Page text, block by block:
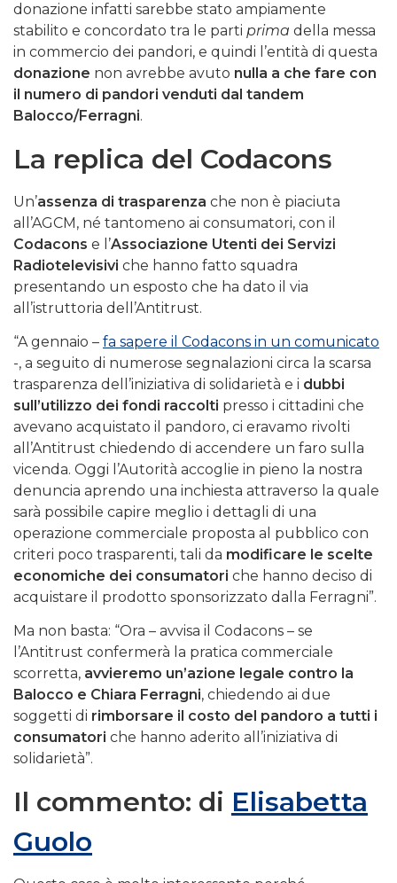
donazione infatti sarebbe stato ampiamente
stabilito e concordato tra le parti prima della messa
in commercio dei pandori, e quindi l’entità di questa
donazione non avrebbe avuto nulla a che fare con
il numero di pandori venduti dal tandem
Balocco/Ferragni.
La replica del Codacons
Un’assenza di trasparenza che non è piaciuta
all’AGCM, né tantomeno ai consumatori, con il
Codacons e l’Associazione Utenti dei Servizi
Radiotelevisivi che hanno fatto squadra
presentando un esposto che ha dato il via
all’istruttoria dell’Antitrust.
“A gennaio – fa sapere il Codacons in un comunicato
-, a seguito di numerose segnalazioni circa la scarsa
trasparenza dell’iniziativa di solidarietà e i dubbi
sull’utilizzo dei fondi raccolti presso i cittadini che
avevano acquistato il pandoro, ci eravamo rivolti
all’Antitrust chiedendo di accendere un faro sulla
vicenda. Oggi l’Autorità accoglie in pieno la nostra
denuncia aprendo una inchiesta attraverso la quale
sarà possibile capire meglio i dettagli di una
operazione commerciale proposta al pubblico con
criteri poco trasparenti, tali da modificare le scelte
economiche dei consumatori che hanno deciso di
acquistare il prodotto sponsorizzato dalla Ferragni”.
Ma non basta: “Ora – avvisa il Codacons – se
l’Antitrust confermerà la pratica commerciale
scorretta, avvieremo un’azione legale contro la
Balocco e Chiara Ferragni, chiedendo ai due
soggetti di rimborsare il costo del pandoro a tutti i
consumatori che hanno aderito all’iniziativa di
solidarietà”.
Il commento: di Elisabetta
Guolo